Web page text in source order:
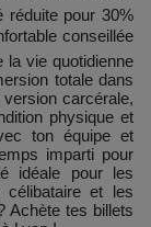
réduite pour 30%
conseillée
la vie quotidienne
totale dans
carcérale,
physique et
ton équipe et
imparti pour
idéale pour les
et les
Achète tes billets